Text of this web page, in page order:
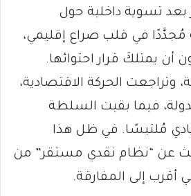
بعد تسوية داخلية حول
في قلب صراع إقليمي،
أن يمتلكَ قرار احتوائها.
وتراجعت الحركة الاقتصادية،
فيما بقيت السلطة
مُلتبسًا. في ظل هذا
عن “نظام نقدي مستقر” من
أقرب إلى المفارقة.